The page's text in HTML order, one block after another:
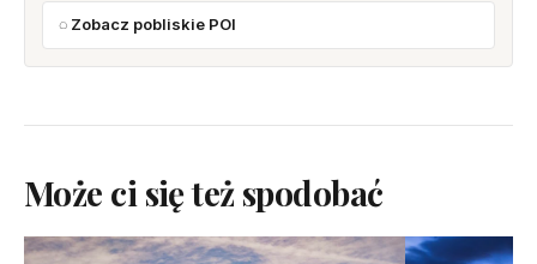
Zobacz pobliskie POI
Może ci się też spodobać